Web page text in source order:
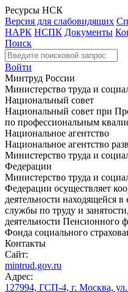
Ресурсы НСК
Версия для слабовидящих
НАРК НСПК Документы
Поиск
Войти
Минтруд России
Министерство труда и
Национальный совет
Национальный совет при
по профессиональным
Национальное агентство
Национальное агентство
Министерство труда и
Федерации
Министерство труда и
Федерации осуществляет
деятельности находящейся
службы по труду и
деятельности Пенсионного
Фонда социального
Контакты
Сайт:
mintrud.gov.ru
Адрес:
127994, ГСП-4, г. Москва,